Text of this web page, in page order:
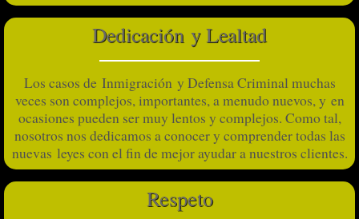
Victims of Crime (U-Visa)
Family-Based Petitions (I-130
Adjustment of Status (AOS) in the
Immigrant Visa Processing in
Naturalization/Citizenship
Dedicación y Lealtad
Los casos de Inmigración y Defensa Criminal muchas
veces son complejos, importantes, a menudo nuevos, y en
ocasiones pueden ser muy lentos y complejos. Como tal,
nosotros nos dedicamos a conocer y comprender todas las
nuevas leyes con el fin de mejor ayudar a nuestros clientes.
Respeto